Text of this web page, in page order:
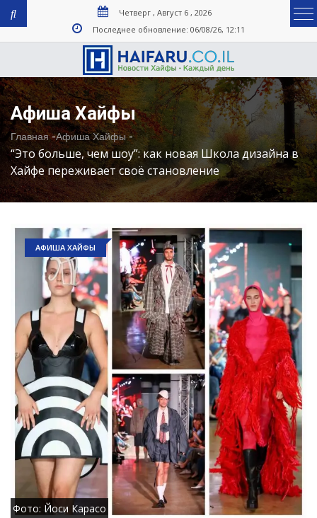
Четверг , Август 6 , 2026
Последнее обновление: 06/08/26, 12:11
Афиша Хайфы
Главная-Афиша Хайфы-
“Это больше, чем шоу”: как новая Школа дизайна в
Хайфе переживает своё становление
АФИША ХАЙФЫ
Фото: Йоси Карасо